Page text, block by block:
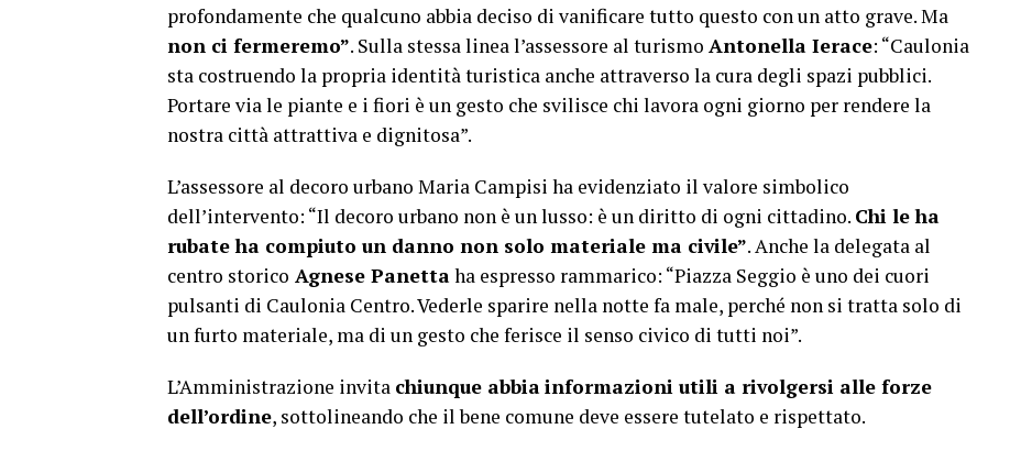
profondamente che qualcuno abbia deciso di vanificare tutto questo con un atto grave. Ma
non ci fermeremo”. Sulla stessa linea l’assessore al turismo Antonella Ierace: “Caulonia
sta costruendo la propria identità turistica anche attraverso la cura degli spazi pubblici.
Portare via le piante e i fiori è un gesto che svilisce chi lavora ogni giorno per rendere la
nostra città attrattiva e dignitosa”.
L’assessore al decoro urbano Maria Campisi ha evidenziato il valore simbolico
dell’intervento: “Il decoro urbano non è un lusso: è un diritto di ogni cittadino. Chi le ha
rubate ha compiuto un danno non solo materiale ma civile”. Anche la delegata al
centro storico Agnese Panettaha espresso rammarico: “Piazza Seggio è uno dei cuori
pulsanti di Caulonia Centro. Vederle sparire nella notte fa male, perché non si tratta solo di
un furto materiale, ma di un gesto che ferisce il senso civico di tutti noi”.
L’Amministrazione invita chiunque abbiainformazioni utili a rivolgersi alle forze
dell’ordine, sottolineando che il bene comune deve essere tutelato e rispettato.